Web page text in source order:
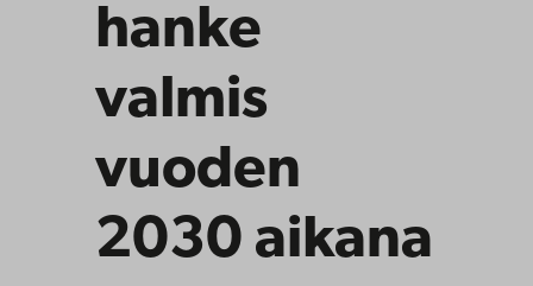
hanke
valmis
vuoden
2030 aikana